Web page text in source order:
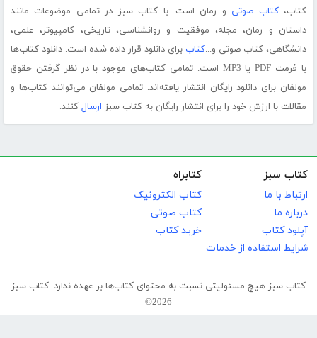
کتاب،کتاب صوتی و رمان است. با کتاب سبز در تمامی موضوعات مانند
داستان و رمان، مجله، موفقیت و روانشناسی، تاریخی، کامپیوتر، علمی،
دانشگاهی، کتاب صوتی و...کتاب برای دانلود قرار داده شده است. دانلود کتاب‌ها
با فرمت PDF یا MP3 است. تمامی کتاب‌های موجود با در نظر گرفتن حقوق
مولفان برای دانلود رایگان انتشار یافته‌اند. تمامی مولفان می‌توانند کتاب‌ها و
مقالات با ارزش خود را برای انتشار رایگان به کتاب سبز ارسال کنند.
کتاب سبز
ارتباط با ما
درباره ما
آپلود کتاب
شرایط استفاده از خدمات
کتابراه
کتاب الکترونیک
کتاب صوتی
خرید کتاب
کتاب سبز هیچ مسئولیتی نسبت به محتوای کتاب‌ها بر عهده ندارد. کتاب سبز
2026©